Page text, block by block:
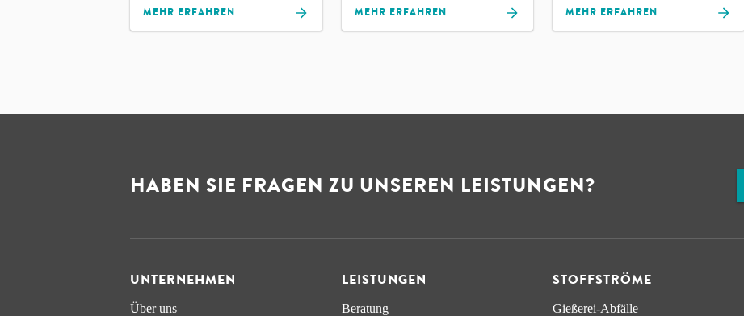
MEHR ERFAHREN MEHR ERFAHREN MEHR ERFAHREN
HABEN SIE FRAGEN ZU UNSEREN LEISTUNGEN?
UNTERNEHMEN
Über uns
LEISTUNGEN
Beratung
STOFFSTRÖME
Gießerei-Abfälle